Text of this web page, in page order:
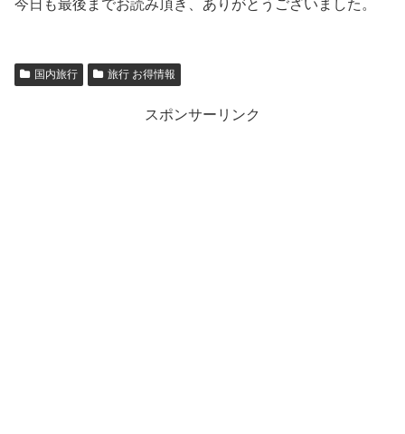
今日も最後までお読み頂き、ありがとうございました。
国内旅行 旅行 お得情報
スポンサーリンク